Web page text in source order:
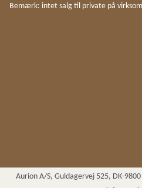
Bemærk: intet salg til private på
Aurion A/S, Guldagervej 525, DK-